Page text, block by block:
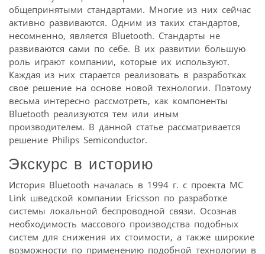
общепринятыми стандартами. Многие из них сейчас
активно развиваются. Одним из таких стандартов,
несомненно, является Bluetooth. Стандарты не
развиваются сами по себе. В их развитии большую
роль играют компании, которые их используют.
Каждая из них старается реализовать в разработках
свое решение на основе новой технологии. Поэтому
весьма интересно рассмотреть, как компоненты
Bluetooth реализуются тем или иным
производителем. В данной статье рассматривается
решение Philips Semiconductor.
Экскурс в историю
История Bluetooth началась в 1994 г. с проекта MC
Link шведской компании Ericsson по разработке
системы локальной беспроводной связи. Осознав
необходимость массового производства подобных
систем для снижения их стоимости, а также широкие
возможности по применению подобной технологии в